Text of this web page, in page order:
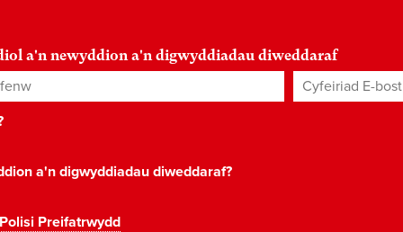
a'n newyddion a'n digwyddiadau diweddaraf
Cyfeiriad E-bost*
a'n digwyddiadau diweddaraf?
Polisi Preifatrwydd